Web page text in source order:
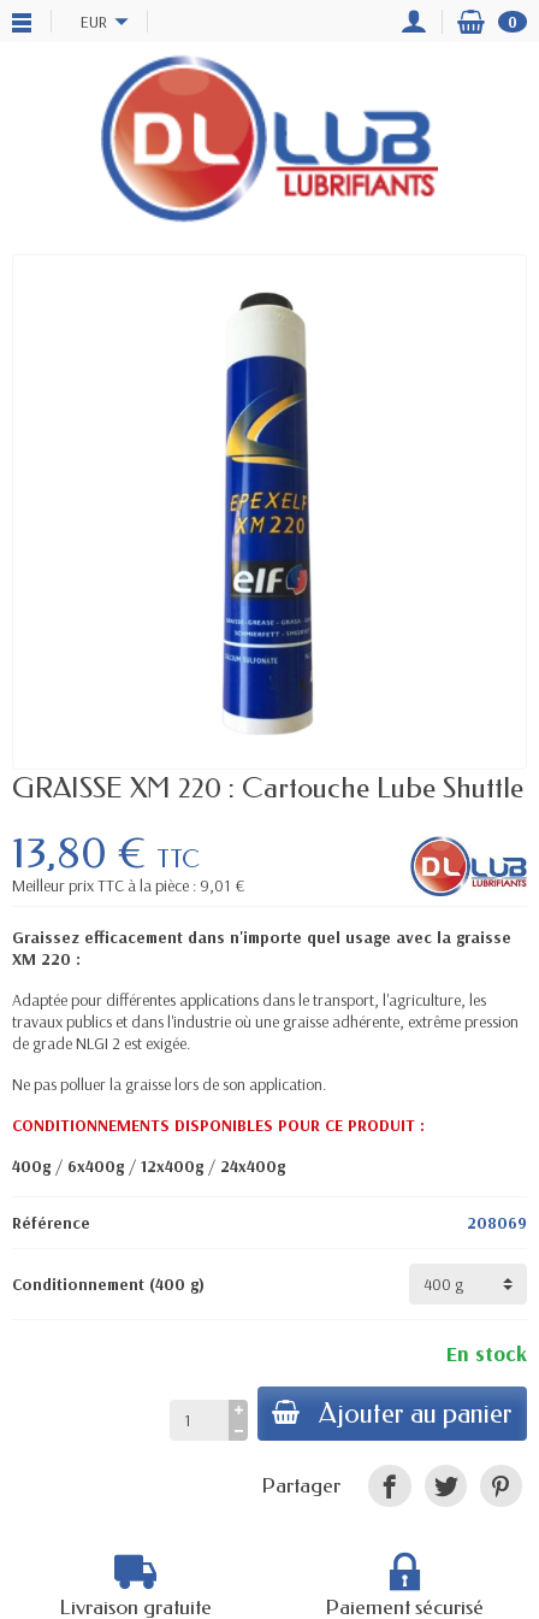
EUR 0
GRAISSE XM 220 : Cartouche Lube Shuttle
13,80 € TTC
Meilleur prix TTC à la pièce : 9,01 €
Graissez efficacement dans n'importe quel usage avec la graisse
XM 220 :
Adaptée pour différentes applications dans le transport, l'agriculture, les
travaux publics et dans l'industrie où une graisse adhérente, extrême pression
de grade NLGI 2 est exigée.
Ne pas polluer la graisse lors de son application.
CONDITIONNEMENTS DISPONIBLES POUR CE PRODUIT :
400g / 6x400g / 12x400g / 24x400g
Référence 208069
Conditionnement (400 g)
En stock
Ajouter au panier
Partager
Livraison gratuite Paiement sécurisé